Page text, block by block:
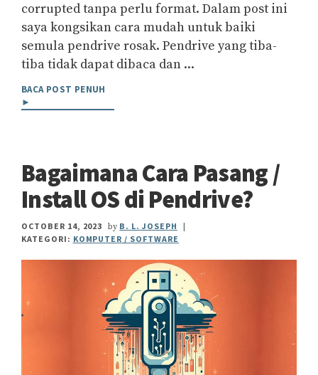
corrupted tanpa perlu format. Dalam post ini
saya kongsikan cara mudah untuk baiki
semula pendrive rosak. Pendrive yang tiba-
tiba tidak dapat dibaca dan ...
BACA POST PENUH
►
Bagaimana Cara Pasang /
Install OS di Pendrive?
OCTOBER 14, 2023 by B. L. JOSEPH
KATEGORI: KOMPUTER / SOFTWARE